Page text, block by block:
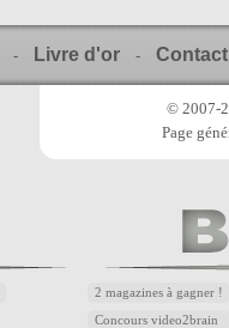
- Livre d'or - Contact
© 2007-
Page
2 magazines à gagner !
Concours video2brain